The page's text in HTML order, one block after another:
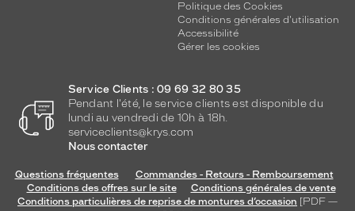
(limite
légale
W/kg
pour
Politique des Cookies
Conditions générales d'utilisation
Accessibilité
Gérer les cookies
Service Clients : 09 69 32 80 35
Pendant l'été, le service clients est disponible du
lundi au vendredi de 10h à 18h.
serviceclients@krys.com
Nous contacter
Questions fréquentes
Commandes - Retours - Remboursement
Conditions des offres sur le site
Conditions générales de vente
Conditions particulières de reprise de montures d’occasion [PDF —